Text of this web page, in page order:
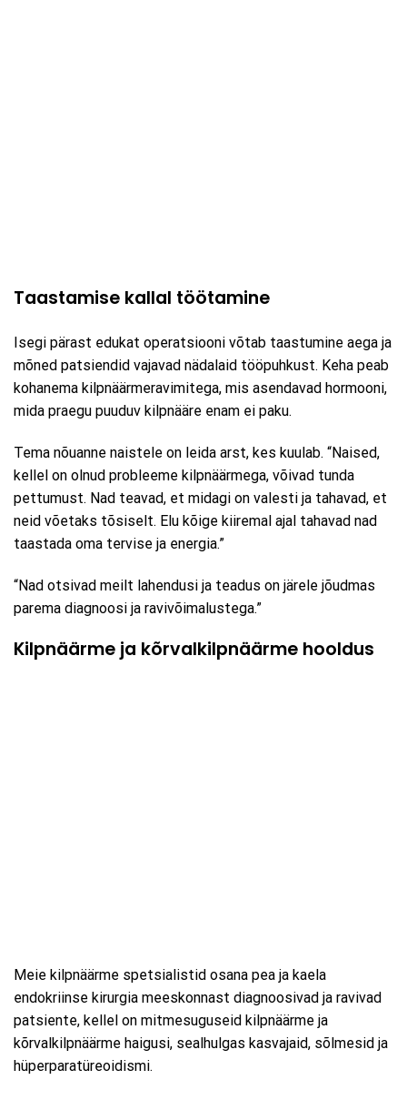
Taastamise kallal töötamine
Isegi pärast edukat operatsiooni võtab taastumine aega ja
mõned patsiendid vajavad nädalaid tööpuhkust. Keha peab
kohanema kilpnäärmeravimitega, mis asendavad hormooni,
mida praegu puuduv kilpnääre enam ei paku.
Tema nõuanne naistele on leida arst, kes kuulab. “Naised,
kellel on olnud probleeme kilpnäärmega, võivad tunda
pettumust. Nad teavad, et midagi on valesti ja tahavad, et
neid võetaks tõsiselt. Elu kõige kiiremal ajal tahavad nad
taastada oma tervise ja energia.”
“Nad otsivad meilt lahendusi ja teadus on järele jõudmas
parema diagnoosi ja ravivõimalustega.”
Kilpnäärme ja kõrvalkilpnäärme hooldus
Meie kilpnäärme spetsialistid osana pea ja kaela
endokriinse kirurgia meeskonnast diagnoosivad ja ravivad
patsiente, kellel on mitmesuguseid kilpnäärme ja
kõrvalkilpnäärme haigusi, sealhulgas kasvajaid, sõlmesid ja
hüperparatüreoidismi.